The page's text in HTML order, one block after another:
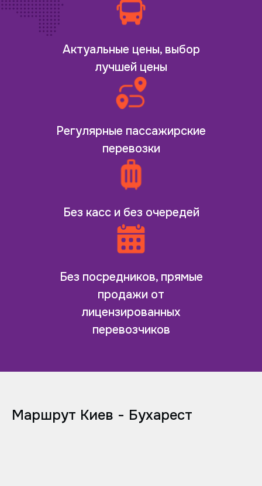
Актуальные цены, выбор
лучшей цены
Регулярные пассажирские
перевозки
Без касс и без очередей
Без посредников, прямые
продажи от
лицензированных
перевозчиков
Маршрут Киев - Бухарест